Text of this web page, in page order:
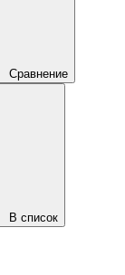
Сравнение
В список